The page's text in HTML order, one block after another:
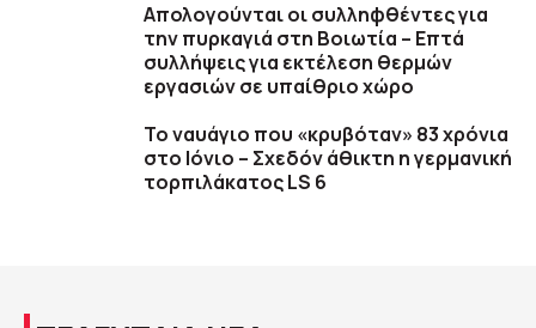
Απολογούνται οι συλληφθέντες για
την πυρκαγιά στη Βοιωτία – Επτά
συλλήψεις για εκτέλεση θερμών
εργασιών σε υπαίθριο χώρο
Το ναυάγιο που «κρυβόταν» 83 χρόνια
στο Ιόνιο – Σχεδόν άθικτη η γερμανική
τορπιλάκατος LS 6